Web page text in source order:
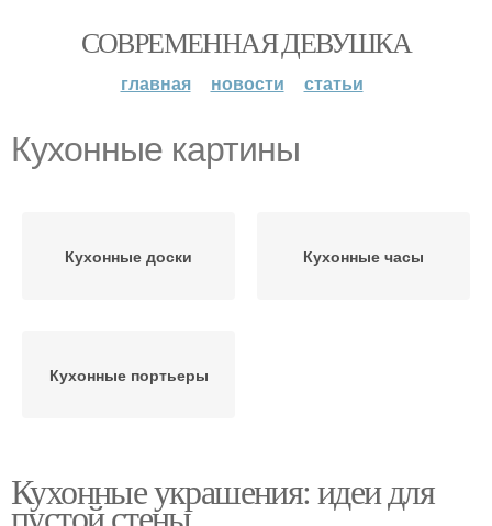
СОВРЕМЕННАЯ ДЕВУШКА
главная новости статьи
Кухонные картины
Кухонные доски Кухонные часы
Кухонные портьеры
Кухонные украшения: идеи для